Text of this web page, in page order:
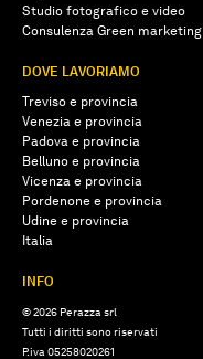
Studio fotografico e video
Consulenza Green marketing
DOVE LAVORIAMO
Treviso e provincia
Venezia e provincia
Padova e provincia
Belluno e provincia
Vicenza e provincia
Pordenone e provincia
Udine e provincia
Italia
INFO
© 2026 Perazza srl
Tutti i diritti sono riservati
P.iva 05258020261